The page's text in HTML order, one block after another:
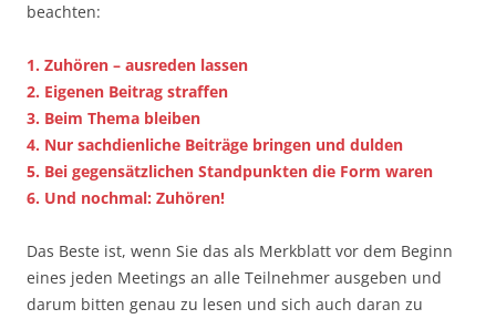
beachten:
1. Zuhören – ausreden lassen
2. Eigenen Beitrag straffen
3. Beim Thema bleiben
4. Nur sachdienliche Beiträge bringen und dulden
5. Bei gegensätzlichen Standpunkten die Form waren
6. Und nochmal: Zuhören!
Das Beste ist, wenn Sie das als Merkblatt vor dem Beginn
eines jeden Meetings an alle Teilnehmer ausgeben und
darum bitten genau zu lesen und sich auch daran zu